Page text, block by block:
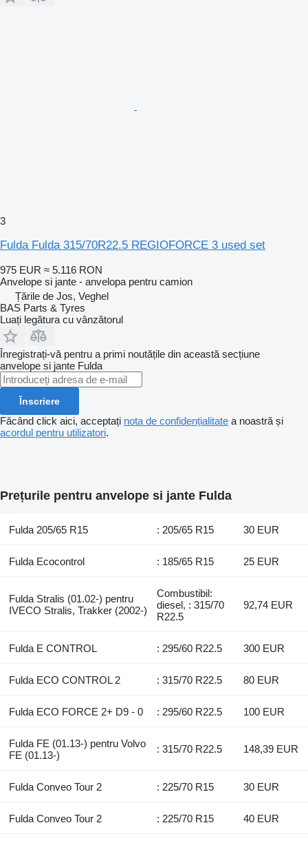
3
Fulda Fulda 315/70R22.5 REGIOFORCE 3 used set
975 EUR ≈ 5.116 RON
Anvelope si jante - anvelopa pentru camion
Țările de Jos, Veghel
BAS Parts & Tyres
Luați legătura cu vânzătorul
Înregistrați-vă pentru a primi noutățile din această secțiune
anvelope si jante Fulda
Înscriere
Făcând click aici, acceptați nota de confidențialitate a noastră și
acordul pentru utilizatori.
Prețurile pentru anvelope si jante Fulda
Fulda 205/65 R15 : 205/65 R15 30 EUR
Fulda Ecocontrol : 185/65 R15 25 EUR
Fulda Stralis (01.02-) pentru
IVECO Stralis, Trakker (2002-)
Combustibil:
diesel, : 315/70
R22.5
92,74 EUR
Fulda E CONTROL : 295/60 R22.5 300 EUR
Fulda ECO CONTROL 2 : 315/70 R22.5 80 EUR
Fulda ECO FORCE 2+ D9 - 0 : 295/60 R22.5 100 EUR
Fulda FE (01.13-) pentru Volvo
FE (01.13-)
: 315/70 R22.5 148,39 EUR
Fulda Conveo Tour 2 : 225/70 R15 30 EUR
Fulda Conveo Tour 2 : 225/70 R15 40 EUR